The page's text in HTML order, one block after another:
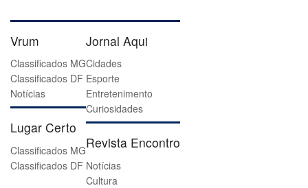
Vrum
Classificados MG
Classificados DF
Notícias
Lugar Certo
Classificados MG
Classificados DF
Jornal Aqui
Cidades
Esporte
Entretenimento
Curiosidades
Revista Encontro
Notícias
Cultura